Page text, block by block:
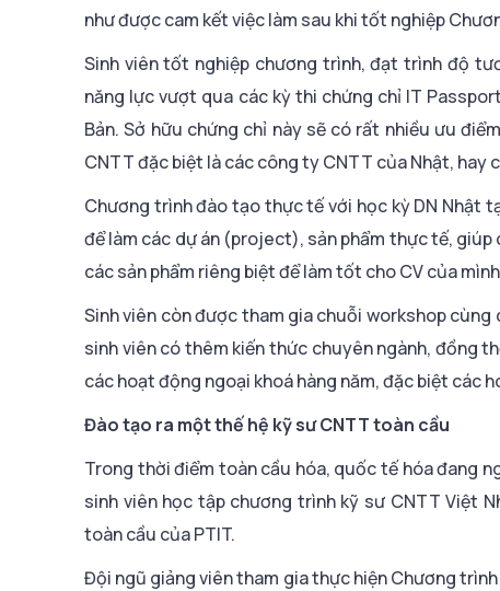
như được cam kết việc làm sau khi tốt nghiệp
Sinh viên tốt nghiệp chương trình, đạt trình độ
năng lực vượt qua các kỳ thi chứng chỉ IT
Bản. Sở hữu chứng chỉ này sẽ có rất nhiều ưu
CNTT đặc biệt là các công ty CNTT của Nhật, hay
Chương trình đào tạo thực tế với học kỳ DN Nhật
để làm các dự án (project), sản phẩm thực tế,
các sản phẩm riêng biệt để làm tốt cho CV của
Sinh viên còn được tham gia chuỗi workshop cùng
sinh viên có thêm kiến thức chuyên ngành, đồng
các hoạt động ngoại khoá hàng năm, đặc biệt các
Đào tạo ra một thế hệ kỹ sư CNTT toàn cầu
Trong thời điểm toàn cầu hóa, quốc tế hóa đang
sinh viên học tập chương trình kỹ sư CNTT Việt
toàn cầu của PTIT.
Đội ngũ giảng viên tham gia thực hiện Chương